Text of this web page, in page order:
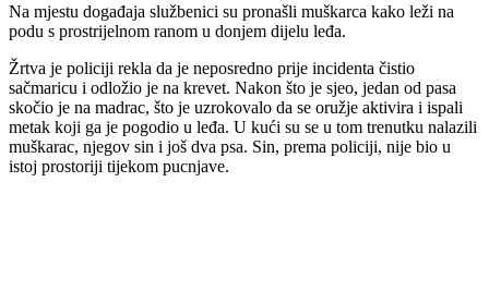
Na mjestu događaja službenici su pronašli muškarca kako leži na
podu s prostrijelnom ranom u donjem dijelu leđa.
Žrtva je policiji rekla da je neposredno prije incidenta čistio
sačmaricu i odložio je na krevet. Nakon što je sjeo, jedan od pasa
skočio je na madrac, što je uzrokovalo da se oružje aktivira i ispali
metak koji ga je pogodio u leđa. U kući su se u tom trenutku nalazili
muškarac, njegov sin i još dva psa. Sin, prema policiji, nije bio u
istoj prostoriji tijekom pucnjave.